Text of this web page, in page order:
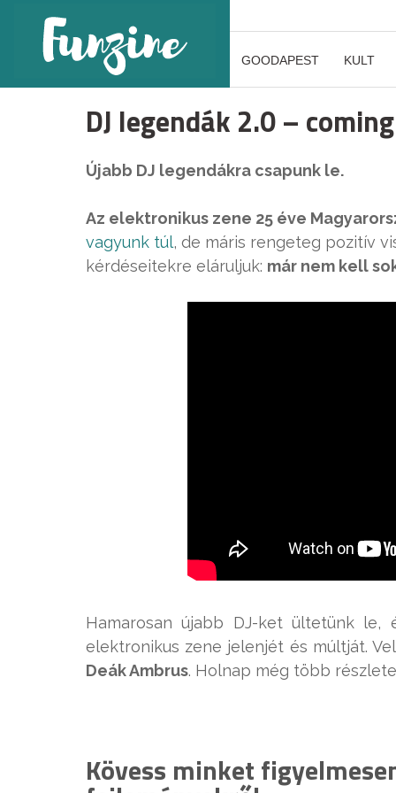
GOODAPEST KULT
DJ legendák 2.0 –
Újabb DJ legendákra csapunk le.
Az elektronikus zene 25 éve
vagyunk túl, de máris rengeteg pozitív
kérdéseitekre eláruljuk: már nem kell
Hamarosan újabb DJ-ket ültetünk
elektronikus zene jelenjét és múltját.
Deák Ambrus. Holnap még több
Kövess minket